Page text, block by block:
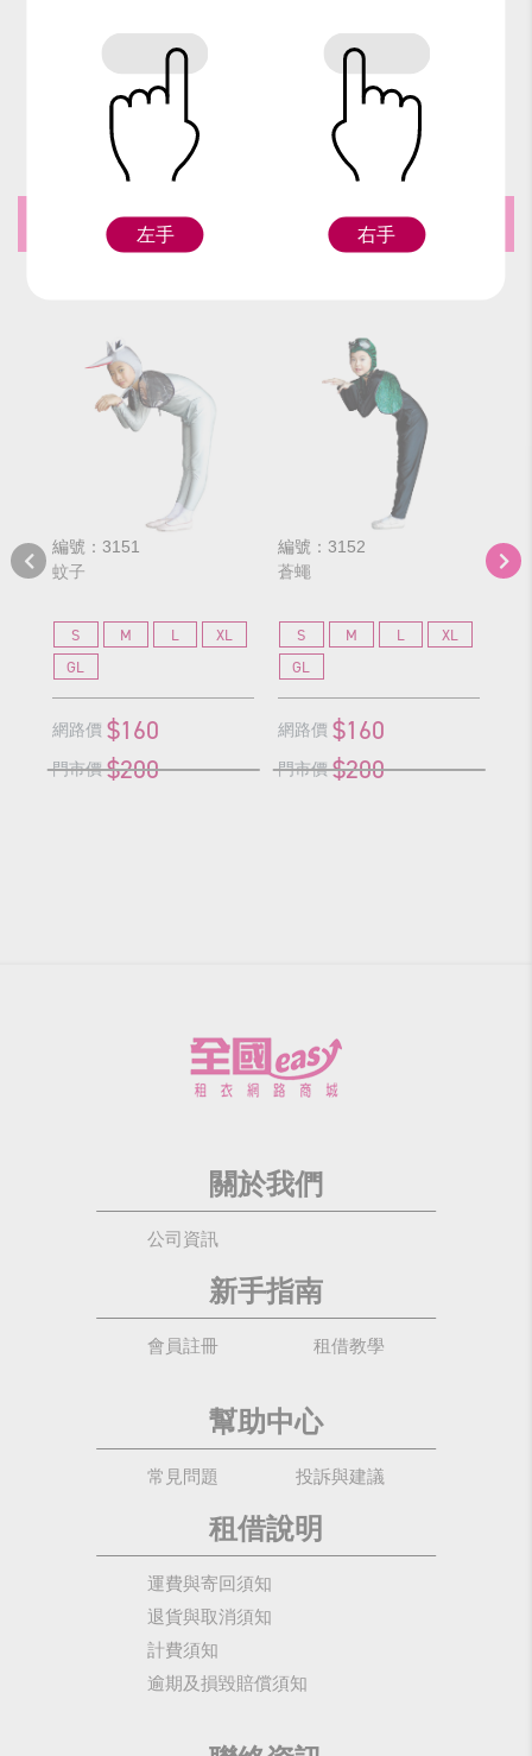
#花大姐
#ladybug
#ladybirds
推薦商品
編號：3151
蚊子
S M L
XL
GL
網路價 $160
門市價 $200
編號：3152
蒼蠅
S M L
XL
GL
網路價 $160
門市價 $200
編
短
關於我們
公司資訊
新手指南
會員註冊 租借教學
幫助中心
常見問題 投訴與建議
租借說明
運費與寄回須知
退貨與取消須知
計費須知
逾期及損毀賠償須知
左手 右手